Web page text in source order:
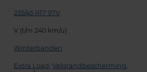
235/45 R17 97V
V (t/m 240 km/u)
Winterbanden
Extra Load , Velgrandbescherming,